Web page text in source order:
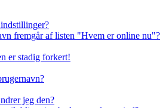
fremgår af listen "Hvem er online nu"?
er stadig forkert!
jeg den?